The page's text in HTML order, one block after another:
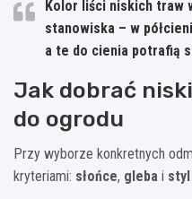
Kolor liści niskich traw
stanowiska – w
a te do cienia potrafią
Jak dobrać
do ogrodu
Przy wyborze konkretnych
kryteriami: słońce, gleba i